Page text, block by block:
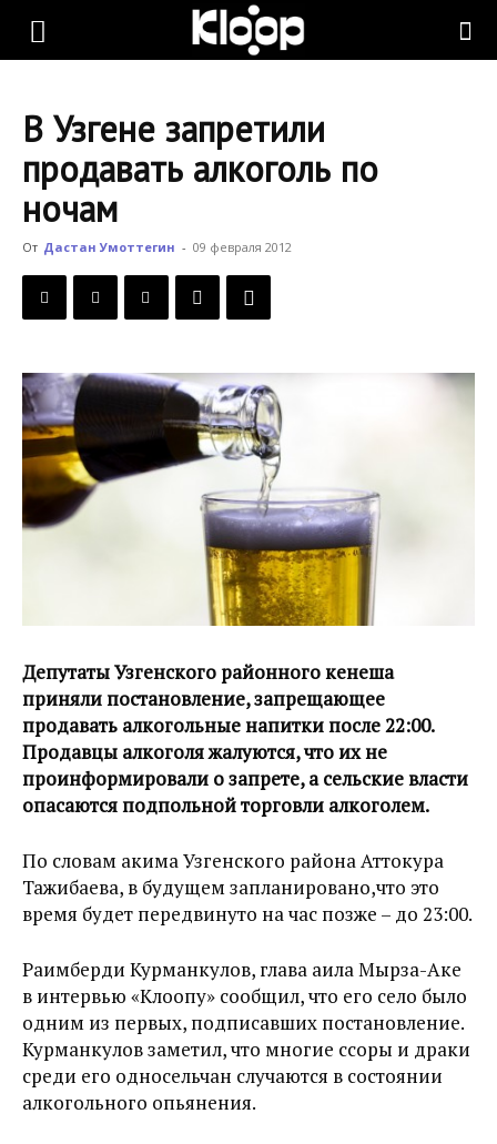
KLOOP.KG
Новости
Кыргызстана
В Узгене запретили
продавать алкоголь по
ночам
От Дастан Умоттегин - 09 февраля 2012
Депутаты Узгенского районного кенеша
приняли постановление, запрещающее
продавать алкогольные напитки после 22:00.
Продавцы алкоголя жалуются, что их не
проинформировали о запрете, а сельские власти
опасаются подпольной торговли алкоголем.
По словам акима Узгенского района Аттокура
Тажибаева, в будущем запланировано,что это
время будет передвинуто на час позже – до 23:00.
Раимберди Курманкулов, глава аила Мырза-Аке
в интервью «Клоопу» сообщил, что его село было
одним из первых, подписавших постановление.
Курманкулов заметил, что многие ссоры и драки
среди его односельчан случаются в состоянии
алкогольного опьянения.